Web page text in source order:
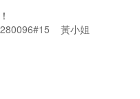
黃小姐